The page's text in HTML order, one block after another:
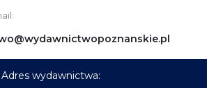
Adres wydawnictwa: